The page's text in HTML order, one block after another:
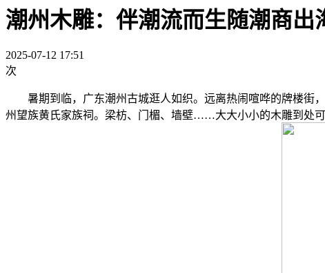
潮州木雕：伴潮流而生随潮商出
2025-07-12 17:51
次
暑期到临，广东潮州古城逛人如织。远离热闹喧哗的牌楼街，
州望族黄氏家族祠。梁枋、门楣、墙壁……大大小小的木雕到处